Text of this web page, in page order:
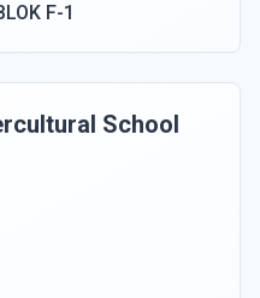
F-1
School